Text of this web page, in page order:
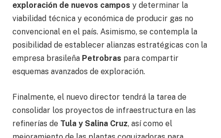
exploración de nuevos campos y determinar la
viabilidad técnica y económica de producir gas no
convencional en el país. Asimismo, se contempla la
posibilidad de establecer alianzas estratégicas con la
empresa brasileña Petrobras para compartir
esquemas avanzados de exploración.
Finalmente, el nuevo director tendrá la tarea de
consolidar los proyectos de infraestructura en las
refinerías de Tula y Salina Cruz, así como el